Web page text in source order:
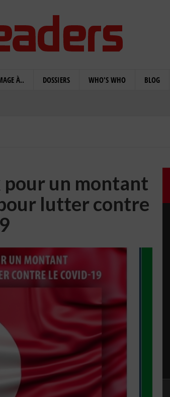
À.. DOSSIERS WHO'S WHO BLOG
pour un montant
lutter contre